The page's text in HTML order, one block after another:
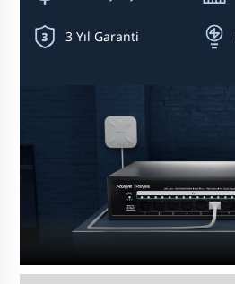
3 Yıl Garanti